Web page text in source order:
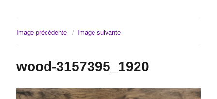
Image précédente Image suivante
wood-3157395_1920